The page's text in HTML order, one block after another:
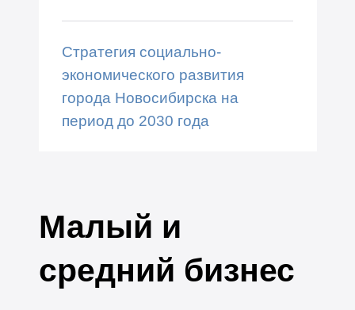
Стратегия социально-
экономического развития
города Новосибирска на
период до 2030 года
Малый и
средний бизнес